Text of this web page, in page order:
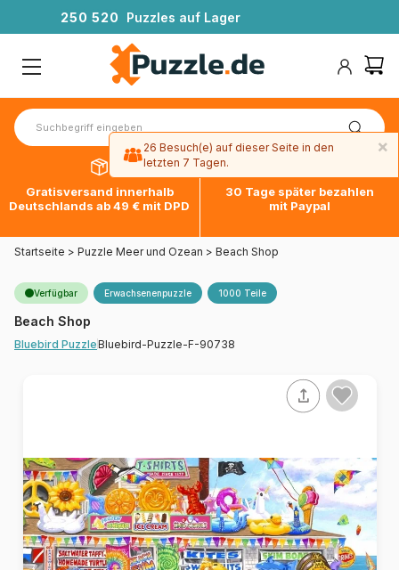
250 520 Puzzles auf Lager
Gratisversand innerhalb
Deutschlands ab 49 € mit DPD
30 Tage später bezahlen
mit Paypal
Startseite > Puzzle Meer und Ozean > Beach Shop
Verfügbar Erwachsenenpuzzle 1000 Teile
Beach Shop
Bluebird PuzzleBluebird-Puzzle-F-90738
×
26 Besuch(e) auf dieser Seite in den
letzten 7 Tagen.